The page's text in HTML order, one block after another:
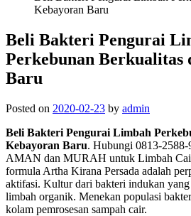
Kebayoran Baru
Beli Bakteri Pengurai
Perkebunan Berkualitas
Baru
Posted on 2020-02-23 by admin
Beli Bakteri Pengurai Limbah
Kebayoran Baru. Hubungi 0813-
AMAN dan MURAH untuk Limbah
formula Artha Kirana Persada adalah
aktifasi. Kultur dari bakteri indukan
limbah organik. Menekan populasi
kolam pemrosesan sampah cair.